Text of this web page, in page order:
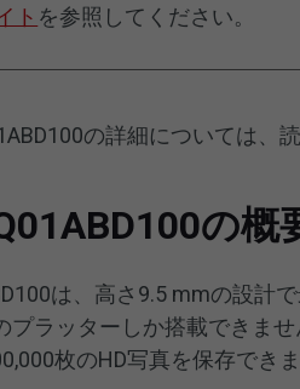
ト を参照してください。
の詳細については、
の概
は、高さ9.5 mmの設計
プラッターしか搭載できま
枚のHD写真を保存できま